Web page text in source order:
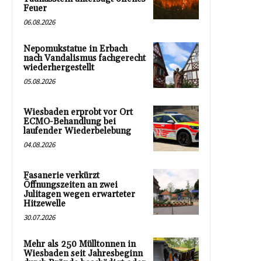
Feuer
06.08.2026
Nepomukstatue in Erbach
nach Vandalismus fachgerecht
wiederhergestellt
05.08.2026
Wiesbaden erprobt vor Ort
ECMO-Behandlung bei
laufender Wiederbelebung
04.08.2026
Fasanerie verkürzt
Öffnungszeiten an zwei
Julitagen wegen erwarteter
Hitzewelle
30.07.2026
Mehr als 250 Mülltonnen in
Wiesbaden seit Jahresbeginn